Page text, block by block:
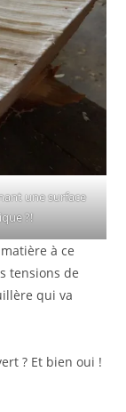
une surface
?!
à ce
tensions de
qui va
? Et bien oui !